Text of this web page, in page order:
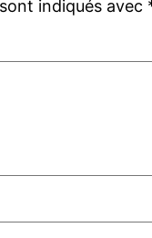
indiqués avec